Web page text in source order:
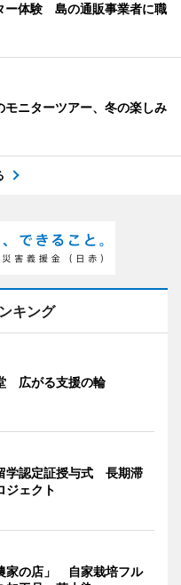
ー体験 島の通販事業者に職
モニターツアー、冬の楽しみ
キング
広がる支援の輪
学認定証授与式 長期滞
ジェクト
家の店」 自家栽培フル